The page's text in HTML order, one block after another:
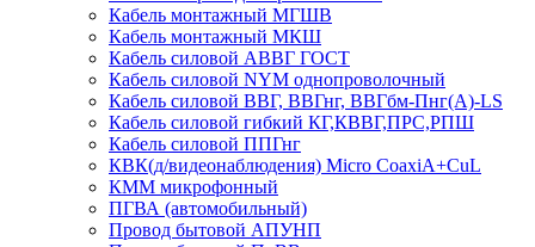
Кабель монтажный МГШВ
Кабель монтажный МКШ
Кабель силовой АВВГ ГОСТ
Кабель силовой NYM однопроволочный
Кабель силовой ВВГ, ВВГнг, ВВГбм-Пнг(А)-LS
Кабель силовой гибкий КГ,КВВГ,ПРС,РПШ
Кабель силовой ППГнг
КВК(д/видеонаблюдения) Micro CoaxiA+CuL
КММ микрофонный
ПГВА (автомобильный)
Провод бытовой АПУНП